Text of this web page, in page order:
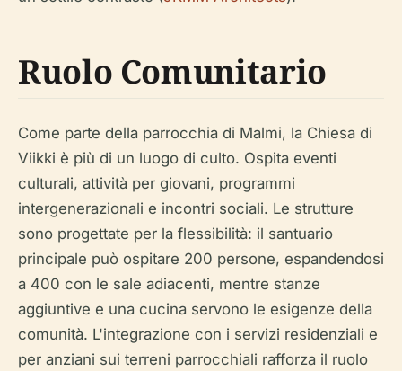
Ruolo Comunitario
Come parte della parrocchia di Malmi, la Chiesa di
Viikki è più di un luogo di culto. Ospita eventi
culturali, attività per giovani, programmi
intergenerazionali e incontri sociali. Le strutture
sono progettate per la flessibilità: il santuario
principale può ospitare 200 persone, espandendosi
a 400 con le sale adiacenti, mentre stanze
aggiuntive e una cucina servono le esigenze della
comunità. L'integrazione con i servizi residenziali e
per anziani sui terreni parrocchiali rafforza il ruolo